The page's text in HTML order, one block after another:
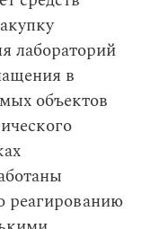
лабораторий
в
объектов
реагированию